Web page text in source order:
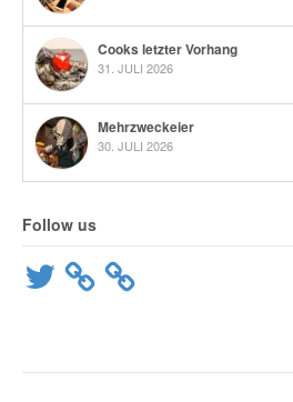
Cooks letzter Vorhang
31. JULI 2026
Mehrzweckeier
30. JULI 2026
Follow us
Twitter